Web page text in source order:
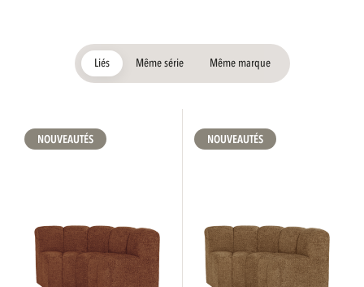
Liés Même série Même marque
NOUVEAUTÉS NOUVEAUTÉS